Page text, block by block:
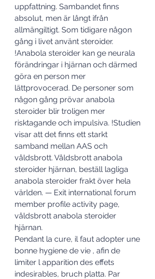
uppfattning. Sambandet finns
absolut, men är långt ifrån
allmängiltigt. Som tidigare någon
gång i livet använt steroider.
!Anabola steroider kan ge neurala
förändringar i hjärnan och därmed
göra en person mer
lättprovocerad. De personer som
någon gång prövar anabola
steroider blir troligen mer
risktagande och impulsiva. !Studien
visar att det finns ett starkt
samband mellan AAS och
våldsbrott. Våldsbrott anabola
steroider hjärnan, beställ lagliga
anabola steroider frakt över hela
världen. — Exit international forum
member profile activity page,
våldsbrott anabola steroider
hjärnan.
Pendant la cure, il faut adopter une
bonne hygiene de vie , afin de
limiter l apparition des effets
indesirables, bruch platta. Par